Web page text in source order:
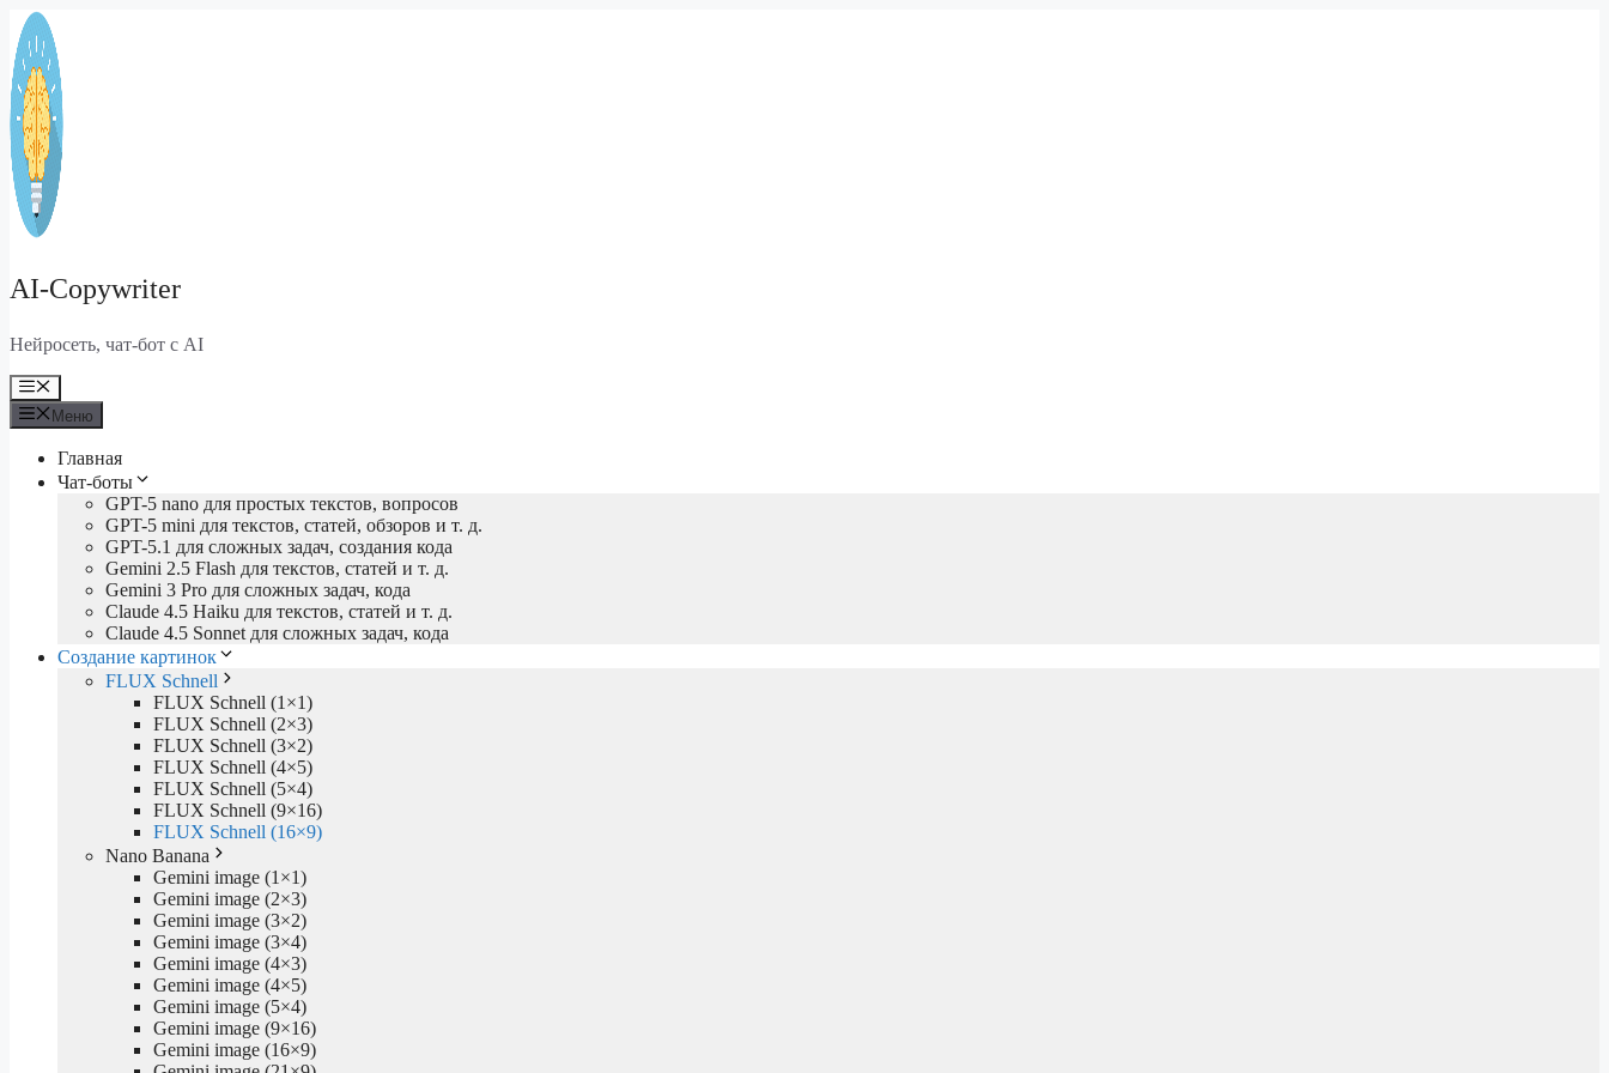
Перейти
содержимому
AI-Copywriter
Нейросеть, чат-бот с AI
Меню
Меню
Главная
Чат-боты
GPT-5 nano для простых текстов, вопросов
GPT-5 mini для текстов, статей, обзоров и т. д.
GPT-5.1 для сложных задач, создания кода
Gemini 2.5 Flash для текстов, статей и т. д.
Gemini 3 Pro для сложных задач, кода
Claude 4.5 Haiku для текстов, статей и т. д.
Claude 4.5 Sonnet для сложных задач, кода
Создание картинок
FLUX Schnell
FLUX Schnell (1×1)
FLUX Schnell (2×3)
FLUX Schnell (3×2)
FLUX Schnell (4×5)
FLUX Schnell (5×4)
FLUX Schnell (9×16)
FLUX Schnell (16×9)
Nano Banana
Gemini image (1×1)
Gemini image (2×3)
Gemini image (3×2)
Gemini image (3×4)
Gemini image (4×3)
Gemini image (4×5)
Gemini image (5×4)
Gemini image (9×16)
Gemini image (16×9)